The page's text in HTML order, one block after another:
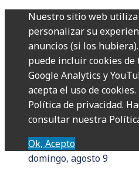
Nuestro sitio web
personalizar su
anuncios (si los
puede incluir cookies de
Google Analytics y
acepta el uso de
Política de privacidad.
consultar nuestra
Ok, Acepto
domingo, agosto 9